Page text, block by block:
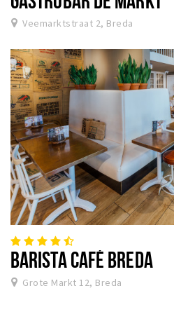
Veemarktstraat 2, Breda
BARISTA CAFÉ BREDA
Grote Markt 12, Breda